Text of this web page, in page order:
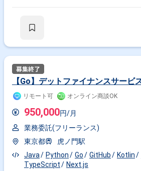
･ スクラム開発のルール厳守 ･ インフラ設計・構築 ･
【Go】デットファイナンスサービ
リモート可 オンライン商談OK
950,000円/月
業務委託(フリーランス)
東京都
虎ノ門駅
Java
Python Go GitHub Kotlin
TypeScript
Next.js